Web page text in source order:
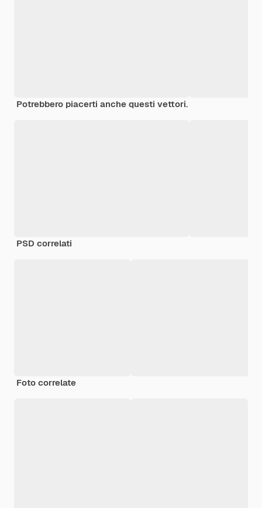
Potrebbero piacerti anche questi vettori.
PSD correlati
Foto correlate